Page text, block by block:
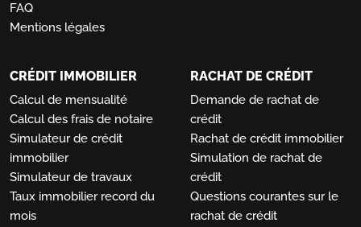
FAQ
Mentions légales
CRÉDIT IMMOBILIER
Calcul de mensualité
Calcul des frais de notaire
Simulateur de crédit
immobilier
Simulateur de travaux
Taux immobilier record du
mois
RACHAT DE CRÉDIT
Demande de rachat de
crédit
Rachat de crédit immobilier
Simulation de rachat de
crédit
Questions courantes sur le
rachat de crédit